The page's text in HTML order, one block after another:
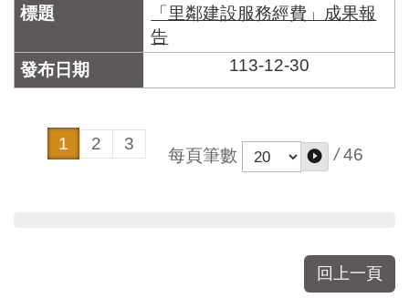
「里鄰建設服務經費」成果報
告
113-12-30
1 2 3
每頁筆數 / 46
回上一頁